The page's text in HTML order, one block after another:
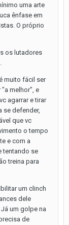
uma arte
ênfase em
O próprio
os lutadores
muito fácil ser
melhor", e
agarrar e tirar
se defender,
que vc
o tempo
e com a
tentando se
treina para
um clinch
dele
um golpe na
de